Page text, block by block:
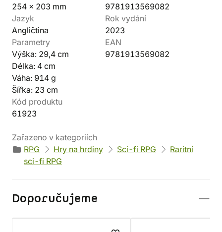
254 x 203 mm
9781913569082
Jazyk
Angličtina
Rok vydání
2023
Parametry
Výška: 29,4 cm
Délka: 4 cm
Váha: 914 g
Šířka: 23 cm
EAN
9781913569082
Kód produktu
61923
Zařazeno v kategoriích
RPG
Hry na hrdiny Sci-fi RPG
Raritní
sci-fi RPG
Doporučujeme